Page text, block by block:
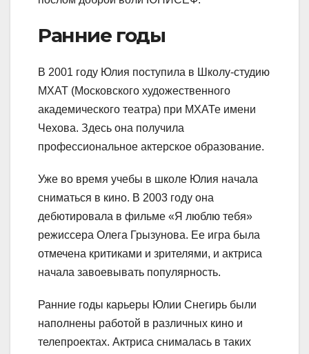
Ранние годы
В 2001 году Юлия поступила в Школу-студию
МХАТ (Московского художественного
академического театра) при МХАТе имени
Чехова. Здесь она получила
профессиональное актерское образование.
Уже во время учебы в школе Юлия начала
сниматься в кино. В 2003 году она
дебютировала в фильме «Я люблю тебя»
режиссера Олега Грызунова. Ее игра была
отмечена критиками и зрителями, и актриса
начала завоевывать популярность.
Ранние годы карьеры Юлии Снегирь были
наполнены работой в различных кино и
телепроектах. Актриса снималась в таких